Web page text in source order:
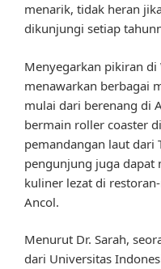
menarik, tidak heran
dikunjungi setiap
Menyegarkan pikiran di
menawarkan berbagai
mulai dari berenang di
bermain roller coaster
pemandangan laut dari
pengunjung juga dapat
kuliner lezat di
Ancol.
Menurut Dr. Sarah,
dari Universitas